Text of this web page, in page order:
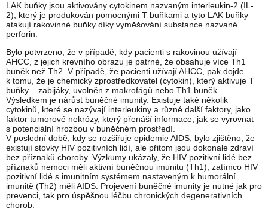
LAK buňky jsou aktivovány cytokinem nazvaným interleukin-2 (IL-
2), který je produkován pomocnými T buňkami a tyto LAK buňky
atakují rakovinné buňky díky vyměšování substance nazvané
perforin.
Bylo potvrzeno, že v případě, kdy pacienti s rakovinou užívají
AHCC, z jejich krevního obrazu je patrné, že obsahuje více Th1
buněk než Th2. V případě, že pacienti užívají AHCC, pak dojde
k tomu, že je chemický zprostředkovatel (cytokin), který aktivuje T
buňky – zabijáky, uvolněn z makrofágů nebo Th1 buněk.
Výsledkem je nárůst buněčné imunity. Existuje také několik
cytokinů, které se nazývají interleukiny a různé další faktory, jako
faktor tumorové nekrózy, který přenáší informace, jak se vyrovnat
s potenciální hrozbou v buněčném prostředí.
V poslední době, kdy se rozšiřuje epidemie AIDS, bylo zjištěno, že
existují stovky HIV pozitivních lidí, ale přitom jsou dokonale zdraví
bez příznaků choroby. Výzkumy ukázaly, že HIV pozitivní lidé bez
příznaků nemoci měli aktivní buněčnou imunitu (Th1), zatímco HIV
pozitivní lidé s imunitním systémem nastaveným k humorální
imunitě (Th2) měli AIDS. Projevení buněčné imunity je nutné jak pro
prevenci, tak pro úspěšnou léčbu chronických degenerativních
chorob.